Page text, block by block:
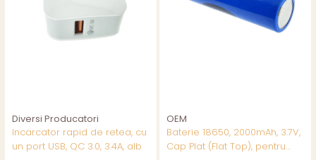
Diversi Producatori
Incarcator rapid de retea, cu
un port USB, QC 3.0, 3.4A, alb
OEM
Baterie 18650, 2000mAh, 3.7V,
Cap Plat (Flat Top), pentru